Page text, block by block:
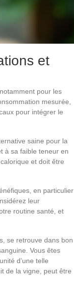
et
pour les
mesurée,
pour intégrer le
saine pour la
à sa faible teneur en
et doit être
en particulier
leur
routine santé, et
se retrouve dans bon
Vous êtes
d’une telle
de la vigne, peut être